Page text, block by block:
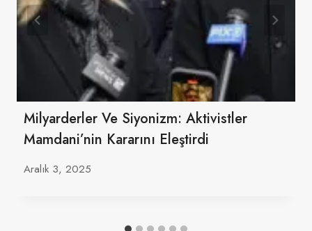
Milyarderler Ve Siyonizm: Aktivistler
Mamdani’nin Kararını Eleştirdi
Aralık 3, 2025